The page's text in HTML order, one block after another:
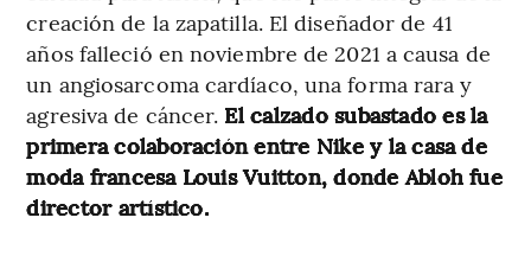
creación de la zapatilla. El diseñador de 41
años falleció en noviembre de 2021 a causa de
un angiosarcoma cardíaco, una forma rara y
agresiva de cáncer. El calzado subastado es la
primera colaboración entre Nike y la casa de
moda francesa Louis Vuitton, donde Abloh fue
director artístico.